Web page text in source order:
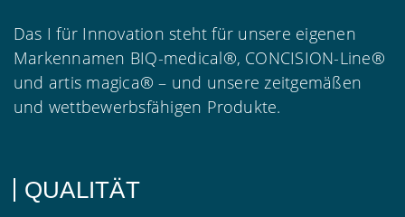
Das I für Innovation steht für unsere eigenen
Markennamen BIQ-medical®, CONCISION-Line®
und artis magica® – und unsere zeitgemäßen
und wettbewerbsfähigen Produkte.
QUALITÄT